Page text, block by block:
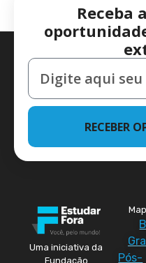
Receba
RECEBER
Uma iniciativa da
Fundação
Pós-